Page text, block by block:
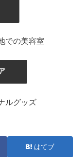
での美容室
ルグッズ
はてブ